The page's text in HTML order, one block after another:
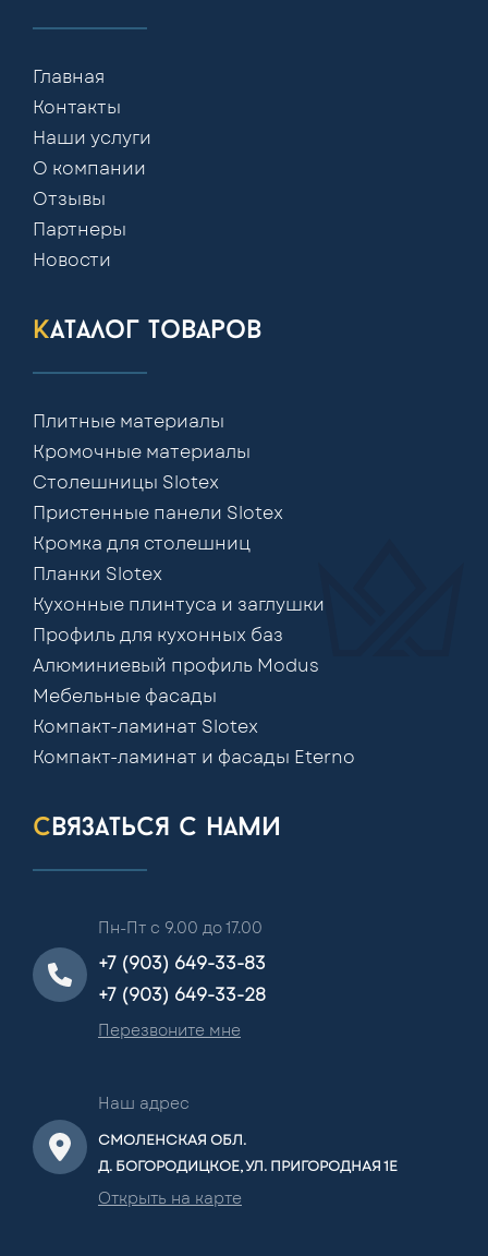
Главная
Контакты
Наши услуги
О компании
Отзывы
Партнеры
Новости
каталог товаров
Плитные материалы
Кромочные материалы
Столешницы Slotex
Пристенные панели Slotex
Кромка для столешниц
Планки Slotex
Кухонные плинтуса и заглушки
Профиль для кухонных баз
Алюминиевый профиль Modus
Мебельные фасады
Компакт-ламинат Slotex
Компакт-ламинат и фасады Eterno
связаться с нами
Пн-Пт с 9.00 до 17.00
+7 (903) 649-33-83
+7 (903) 649-33-28
Перезвоните мне
Наш адрес
СМОЛЕНСКАЯ ОБЛ.
Д. БОГОРОДИЦКОЕ, УЛ. ПРИГОРОДНАЯ 1Е
Открыть на карте